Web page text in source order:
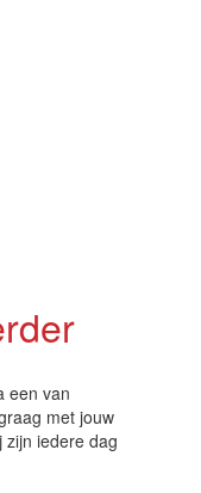
een van
met jouw
iedere dag